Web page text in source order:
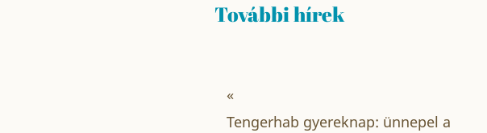
További hírek
«
Tengerhab gyereknap: ünnepel a